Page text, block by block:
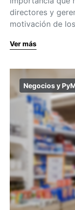
directores y
motivación de
Ver más
Negocios y